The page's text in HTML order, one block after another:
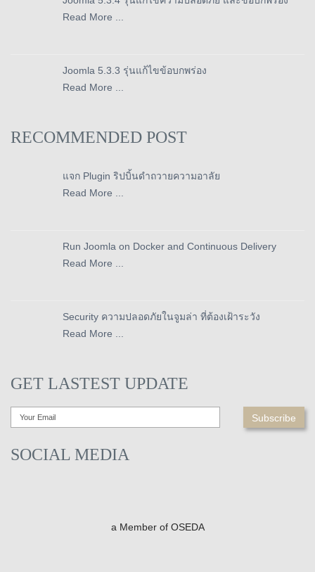
Read More ...
Joomla 5.3.3 รุ่นแก้ไขข้อบกพร่อง
Read More ...
RECOMMENDED POST
แจก Plugin ริปบิ้นดำถวายความอาลัย
Read More ...
Run Joomla on Docker and Continuous Delivery
Read More ...
Security ความปลอดภัยในจูมล่า ที่ต้องเฝ้าระวัง
Read More ...
GET LASTEST UPDATE
SOCIAL MEDIA
a Member of OSEDA